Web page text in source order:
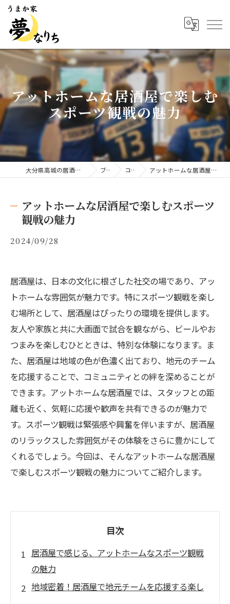
アットホームな居酒屋で楽しむ
スポーツ観戦の魅力
大分県高城の居酒屋ならうまか家 夢なりち ブログ コラム アットホームな居酒屋で楽しむスポーツ観戦の魅力
アットホームな居酒屋で楽しむスポーツ
観戦の魅力
2024/09/28
居酒屋は、日本の文化に根ざした社交の場であり、アッ
トホームな雰囲気が魅力です。特にスポーツ観戦を楽し
む場所として、居酒屋はぴったりの環境を提供します。
友人や家族と共に大画面で試合を観ながら、ビールやお
つまみを楽しむひとときは、特別な体験になります。ま
た、居酒屋は地域の色が色濃く出ており、地元のチーム
を応援することで、コミュニティとの絆を深めることが
できます。アットホームな居酒屋では、スタッフとの距
離も近く、気軽に応援や歓声を共有できるのが魅力で
す。スポーツ観戦は緊張感や興奮を伴いますが、居酒屋
のリラックスした雰囲気がその体験をさらに豊かにして
くれるでしょう。今回は、そんなアットホームな居酒屋
で楽しむスポーツ観戦の魅力についてご紹介します。
目次
居酒屋で感じる、アットホームなスポーツ観戦
の魅力
地域密着！居酒屋で地元チームを応援する楽し